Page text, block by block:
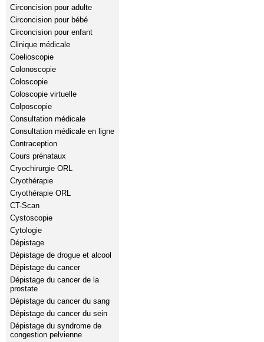
Circoncision pour adulte
Circoncision pour bébé
Circoncision pour enfant
Clinique médicale
Coelioscopie
Colonoscopie
Coloscopie
Coloscopie virtuelle
Colposcopie
Consultation médicale
Consultation médicale en ligne
Contraception
Cours prénataux
Cryochirurgie ORL
Cryothérapie
Cryothérapie ORL
CT-Scan
Cystoscopie
Cytologie
Dépistage
Dépistage de drogue et alcool
Dépistage du cancer
Dépistage du cancer de la
prostate
Dépistage du cancer du sang
Dépistage du cancer du sein
Dépistage du syndrome de
congestion pelvienne